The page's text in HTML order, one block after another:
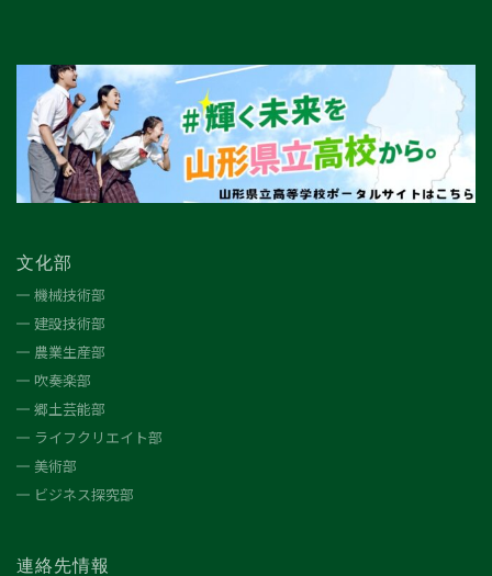
文化部
機械技術部
建設技術部
農業生産部
吹奏楽部
郷土芸能部
ライフクリエイト部
美術部
ビジネス探究部
連絡先情報